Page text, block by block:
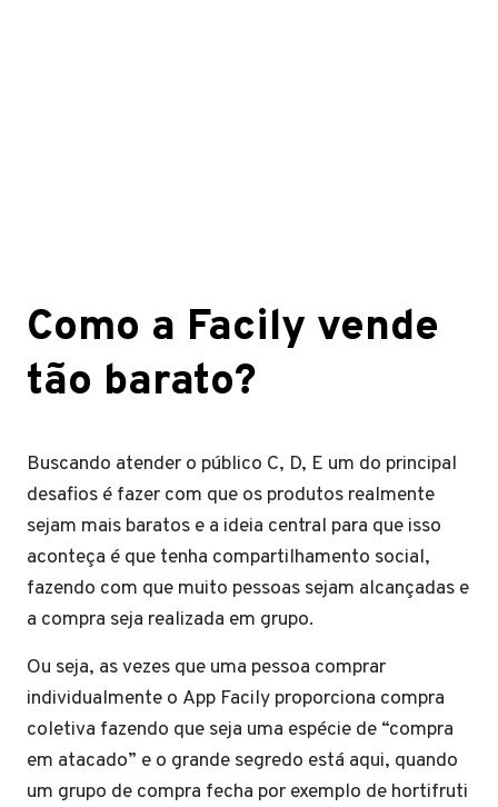
Como a Facily vende
tão barato?
Buscando atender o público C, D, E um do principal
desafios é fazer com que os produtos realmente
sejam mais baratos e a ideia central para que isso
aconteça é que tenha compartilhamento social,
fazendo com que muito pessoas sejam alcançadas e
a compra seja realizada em grupo.
Ou seja, as vezes que uma pessoa comprar
individualmente o App Facily proporciona compra
coletiva fazendo que seja uma espécie de “compra
em atacado” e o grande segredo está aqui, quando
um grupo de compra fecha por exemplo de hortifruti